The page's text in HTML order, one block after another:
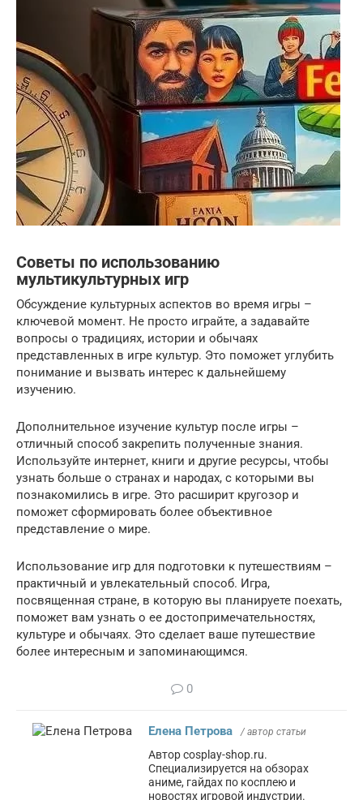
Советы по использованию
мультикультурных игр
Обсуждение культурных аспектов во время игры –
ключевой момент. Не просто играйте, а задавайте
вопросы о традициях, истории и обычаях
представленных в игре культур. Это поможет углубить
понимание и вызвать интерес к дальнейшему
изучению.
Дополнительное изучение культур после игры –
отличный способ закрепить полученные знания.
Используйте интернет, книги и другие ресурсы, чтобы
узнать больше о странах и народах, с которыми вы
познакомились в игре. Это расширит кругозор и
поможет сформировать более объективное
представление о мире.
Использование игр для подготовки к путешествиям –
практичный и увлекательный способ. Игра,
посвященная стране, в которую вы планируете поехать,
поможет вам узнать о ее достопримечательностях,
культуре и обычаях. Это сделает ваше путешествие
более интересным и запоминающимся.
0
Елена Петрова / автор статьи
Автор cosplay-shop.ru.
Специализируется на обзорах
аниме, гайдах по косплею и
новостях игровой индустрии.